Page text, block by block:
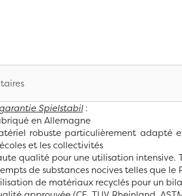
Spielstabil:
en Allemagne
robuste particulièrement adapté
et les collectivités
qualité pour une utilisation intensive.
de substances nocives telles que le
de matériaux recyclés pour un